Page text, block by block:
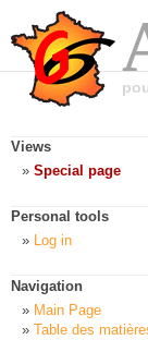
Views
Special page
Personal tools
Log in
Navigation
Main Page
Table des